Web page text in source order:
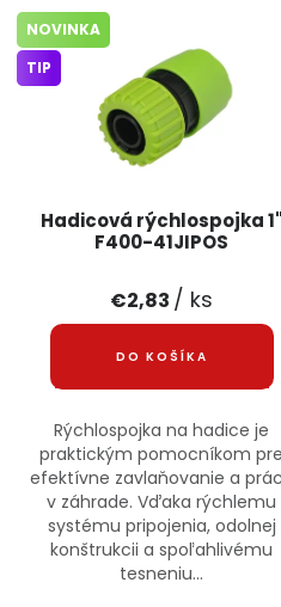
Hadicová rýchlospojka 1"
F400-41JIPOS
NOVINKA
TIP
€2,83 / ks
DO KOŠÍKA
Rýchlospojka na hadice je
praktickým pomocníkom pre
efektívne zavlaňovanie a
v záhrade. Vďaka rýchlemu
systému pripojenia, odolnej
konštrukcii a spoľahlivému
tesneniu...